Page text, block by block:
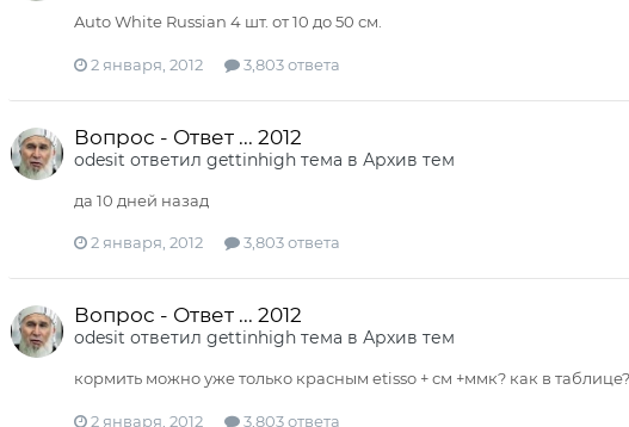
Auto White Russian 4 шт. от 10 до 50 см.
2 января, 2012 3,803 ответа
Вопрос - Ответ ... 2012
odesit ответил gettinhighтема в Архив тем
да 10 дней назад
2 января, 2012 3,803 ответа
Вопрос - Ответ ... 2012
odesit ответил gettinhighтема в Архив тем
кормить можно уже только красным etisso + см +ммк? как в таблице?
2 января, 2012 3,803 ответа